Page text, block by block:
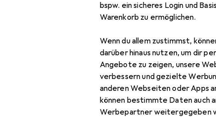
bspw. ein sicheres Login und
Warenkorb zu ermöglichen.
Wenn du allem zustimmst,
darüber hinaus nutzen, um dir
Angebote zu zeigen, unsere
verbessern und gezielte
anderen Webseiten oder Apps
können bestimmte Daten auch
Werbepartner weitergegeben